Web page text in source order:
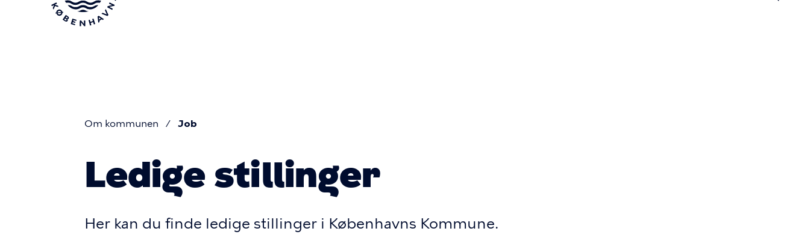
Om kommunen Job
Ledige stillinger
Her kan du finde ledige stillinger i Københavns Kommune.